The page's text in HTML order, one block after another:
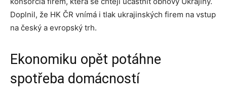
Doplnil, že HK ČR vnímá i tlak ukrajinských firem na vstup
na český a evropský trh.
Ekonomiku opět potáhne
spotřeba domácností